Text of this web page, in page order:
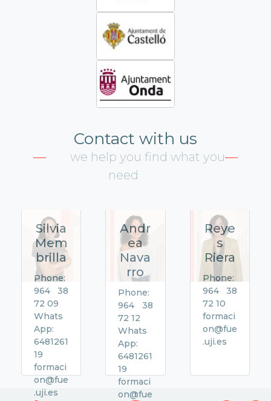
Contact with us
we help you find what you
need
Silvia
Mem
brilla
Phone:
964 38
72 09
Whats
App:
6481261
19
formaci
on@fue
.uji.es
Andr
ea
Nava
rro
Phone:
964 38
72 12
Whats
App:
6481261
19
formaci
on@fue
Reye
s
Riera
Phone:
964 38
72 10
formaci
on@fue
.uji.es